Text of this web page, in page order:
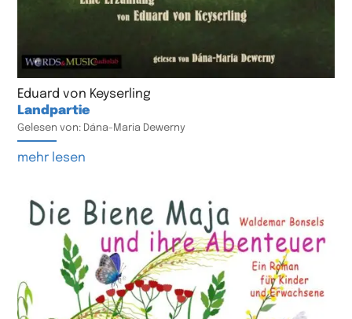
Eduard von Keyserling
Landpartie
Gelesen von: Dána-Maria Dewerny
mehr lesen